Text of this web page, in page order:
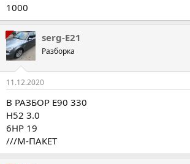
1000
serg-E21
Разборка
11.12.2020
В РАЗБОР Е90 330
Н52 3.0
6НР 19
///М-ПАКЕТ